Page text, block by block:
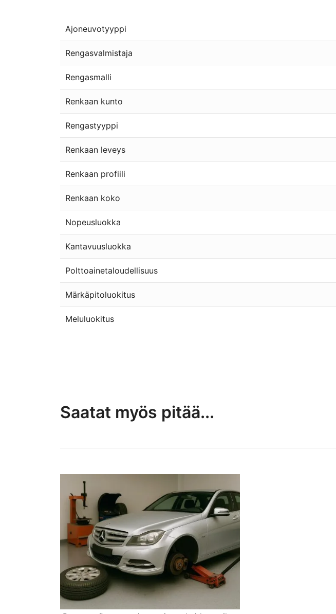
Ajoneuvotyyppi
Rengasvalmistaja
Rengasmalli
Renkaan kunto
Rengastyyppi
Renkaan leveys
Renkaan profiili
Renkaan koko
Nopeusluokka
Kantavuusluokka
Polttoainetaloudellisuus
Märkäpitoluokitus
Meluluokitus
Saatat myös pitää...